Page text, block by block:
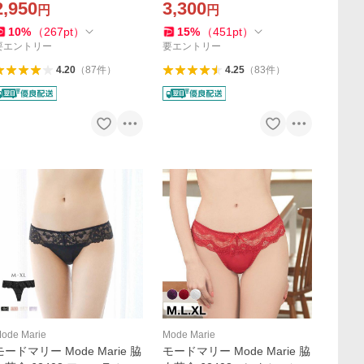
ストアップ
円
10% （267pt）
エントリー
4.20（87件）
バストアップ 大きいサイズ
アンダー85まで
3,300円
15% （451 pt）
要エントリー
4.25（83件）
Marie
ードマリー Mode Marie 脇
Mode Marie
モードマリー Mode Marie 脇